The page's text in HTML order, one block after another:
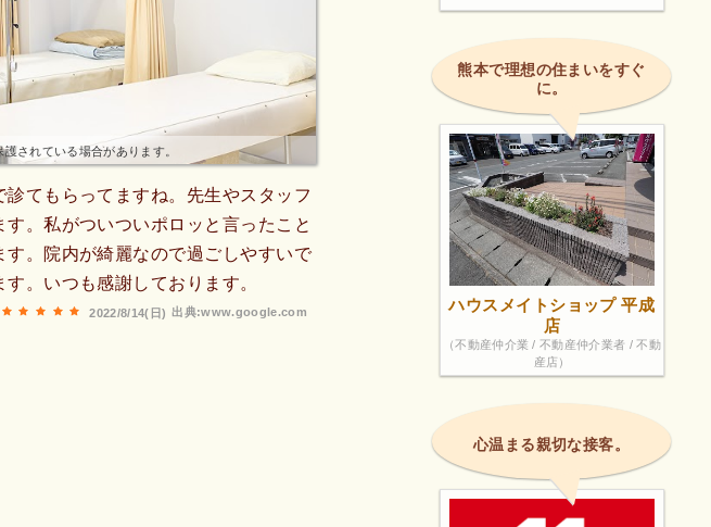
されている場合があります。
てもらってますね。先生やスタッフ
。私がついついポロッと言ったこと
。院内が綺麗なので過ごしやすいで
。いつも感謝しております。
出典:www.google.com
2022/8/14(日)
熊本で理想の住まいをすぐ
に。
ハウスメイトショップ 平成
店
（不動産仲介業 / 不動産仲介業者 / 不動
産店）
心温まる親切な接客。